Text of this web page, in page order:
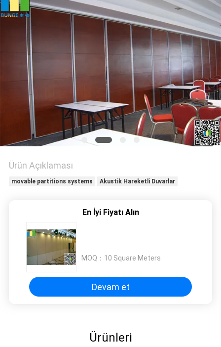
BIR
TEKLIF
ISTEĞI
SITE
HARITASI
PRIVACY
POLICY
Ürün Açıklaması
movable partitions systems Akustik Hareketli Duvarlar
En İyi Fiyatı Alın
MOQ： 10 Square Meters
Devam et
Ürünleri